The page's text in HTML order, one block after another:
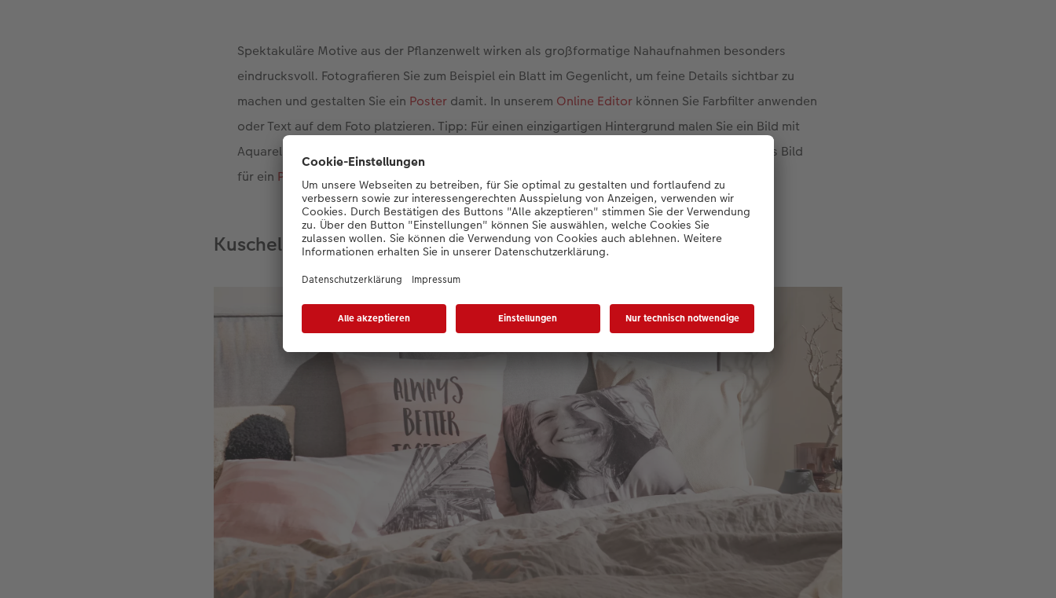
Spektakuläre Motive aus der Pflanzenwelt wirken als großformatige Nahaufnahmen besonders
eindrucksvoll. Fotografieren Sie zum Beispiel ein Blatt im Gegenlicht, um feine Details sichtbar zu
machen und gestalten Sie ein Poster damit. In unserem Online Editor können Sie Farbfilter anwenden
oder Text auf dem Foto platzieren. Tipp: Für einen einzigartigen Hintergrund malen Sie ein Bild mit
Aquarellfarben und fotografieren es ab oder scannen es mit dem Smartphone. Nutzen Sie das Bild
für ein Poster im Rahmen und fügen Sie zum Beispiel das „Love“-Clipart hinzu.
Kuschelige Begleiter